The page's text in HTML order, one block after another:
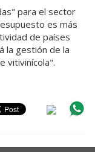
para el sector
es más
de países
la gestión de la
vitivinícola".